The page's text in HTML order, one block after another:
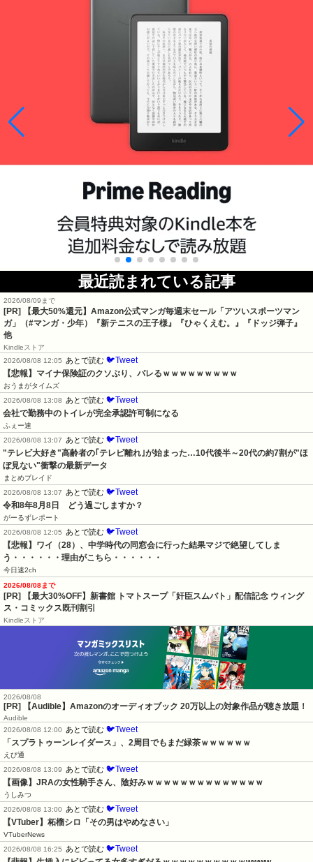
最近読まれている記事
2026/08/09まで
[PR]
【最大50%還元】Amazon公式マンガ毎週末セール「アツいスポーツマン
ガ」（#マンガ・少年）『新テニスの王子様』『ひゃくえむ。』『ドッジ弾子』
他
Kindleストア
2026/08/08 12:05
あとで読む 🐦Tweet
【悲報】マイナ保険証のクソぶり、バレるｗｗｗｗｗｗｗｗｗ
おうまがタイムズ
2026/08/08 13:08
あとで読む 🐦Tweet
会社で勤務中のトイレが完全承認許可制になる
ふぇー速
2026/08/08 13:07
あとで読む 🐦Tweet
"テレビ大好き"高齢者の｢テレビ離れ｣が始まった…10代後半～20代の約7割が"ほ
ぼ見ない"衝撃の最新データ
まとめブレイド
2026/08/08 13:07
あとで読む 🐦Tweet
令和8年8月8日　どう過ごしますか？
がーるずレポート
2026/08/08 12:05
あとで読む 🐦Tweet
【悲報】ワイ（28）、中学時代の同窓会に行った結果マジで絶望してしま
う・・・・・・理由がこちら・・・・・・
今日速2ch
2026/08/08まで
[PR] 【最大30%OFF】新書館 トマトスープ「奸臣スムバト」配信記念 ウィング
ス・コミックス既刊割引
Kindleストア
2026/08/08
[PR] 【Audible】Amazonのオーディオブック 20万以上の対象作品が聴き放題！
Audible
2026/08/08 12:00
あとで読む 🐦Tweet
「スプラトゥーンレイダース」、2周目でもまだ緑茶ｗｗｗｗｗｗ
えび通
2026/08/08 13:09
あとで読む 🐦Tweet
【画像】JRAの女性騎手さん、陰好みｗｗｗｗｗｗｗｗｗｗｗｗｗｗ
うしみつ
2026/08/08 13:00
あとで読む 🐦Tweet
【VTuber】柘榴シロ「その男はやめなさい」
VTuberNews
2026/08/08 16:25
あとで読む 🐦Tweet